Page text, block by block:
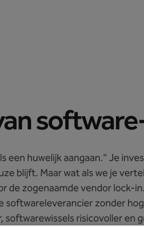
een huwelijk aangaan." Je
blijft. Maar wat als we je
de zogenaamde vendor
softwareleverancier zonder
softwarewissels risicovoller en